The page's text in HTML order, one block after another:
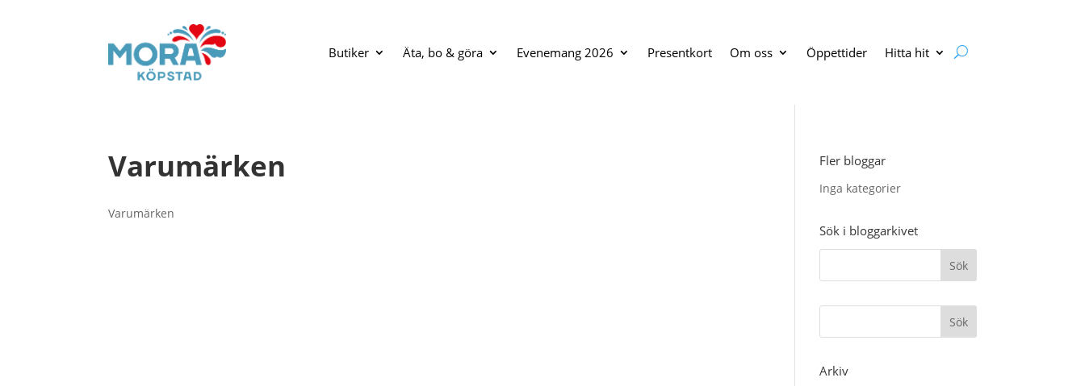
Butiker Äta, bo & göra Evenemang 2026 Presentkort Om oss Öppettider Hitta hit
Varumärken
Varumärken
Fler bloggar
Inga kategorier
Sök i bloggarkivet
Arkiv